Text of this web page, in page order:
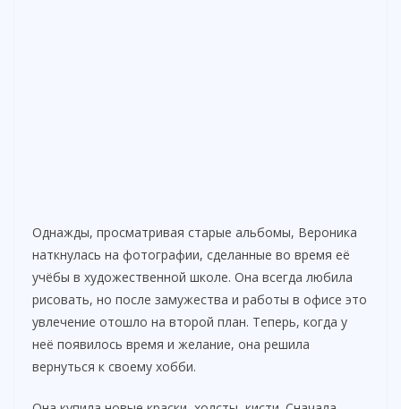
Однажды, просматривая старые альбомы, Вероника
наткнулась на фотографии, сделанные во время её
учёбы в художественной школе. Она всегда любила
рисовать, но после замужества и работы в офисе это
увлечение отошло на второй план. Теперь, когда у
неё появилось время и желание, она решила
вернуться к своему хобби.